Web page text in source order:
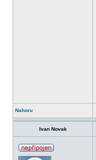
Nahoru
Ivan Novak